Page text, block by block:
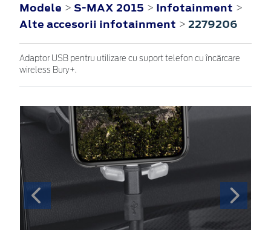
Modele > S-MAX 2015 > Infotainment >
Alte accesorii infotainment > 2279206
Adaptor USB pentru utilizare cu suport telefon cu încărcare
wireless Bury+.